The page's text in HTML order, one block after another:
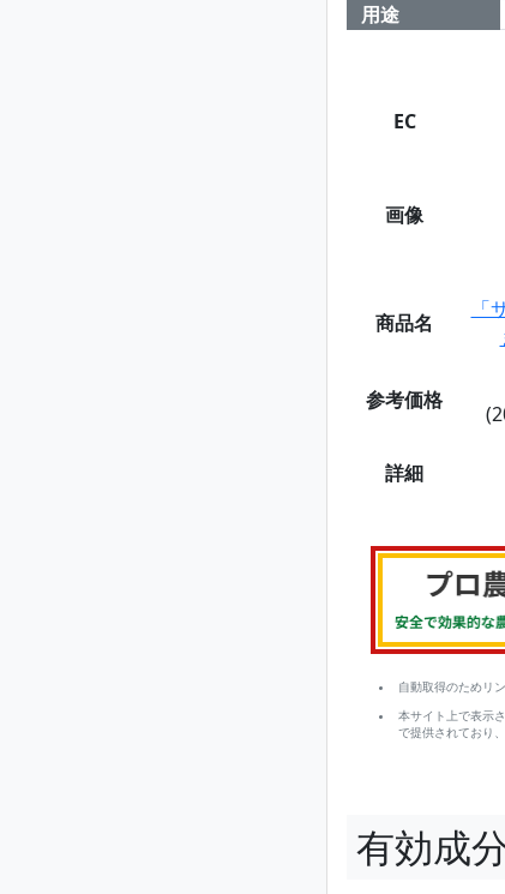
用途
EC
画像
商品名
参考価格
詳細
自動取得のためリ
本サイト上で表示
で提供されており
有効成